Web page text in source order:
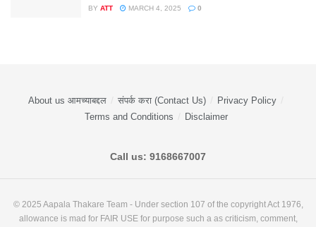
BY ATT MARCH 4, 2025 0
About us आमच्याबद्दल संपर्क करा (Contact Us)
Privacy Policy
Terms and Conditions
Disclaimer
Call us: 9168667007
© 2025 Aapala Thakare Team - Under section 107 of the copyright Act 1976,
allowance is mad for FAIR USE for purpose such a as criticism, comment,